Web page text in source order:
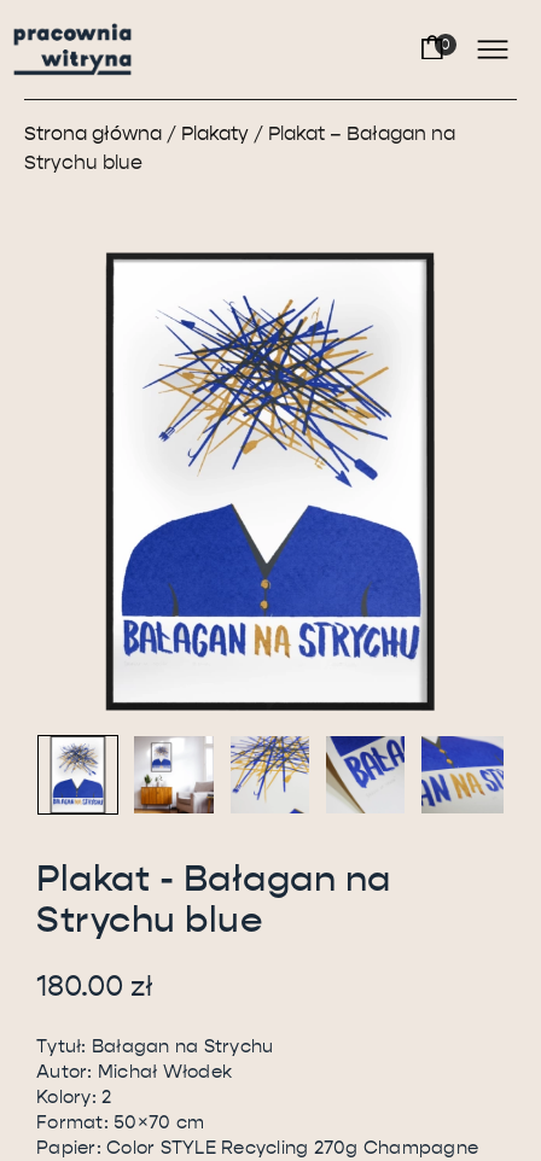
Strona główna / Plakaty / Plakat – Bałagan na
Strychu blue
Plakat - Bałagan na
Strychu blue
180.00 zł
Tytuł: Bałagan na Strychu
Autor: Michał Włodek
Kolory: 2
Format: 50×70 cm
Papier: Color STYLE Recycling 270g Champagne